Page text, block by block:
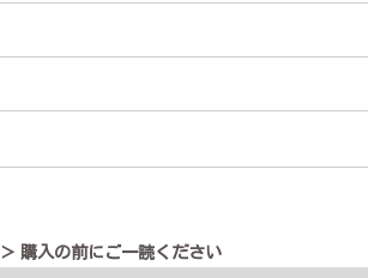
＞ 購入の前にご一読ください